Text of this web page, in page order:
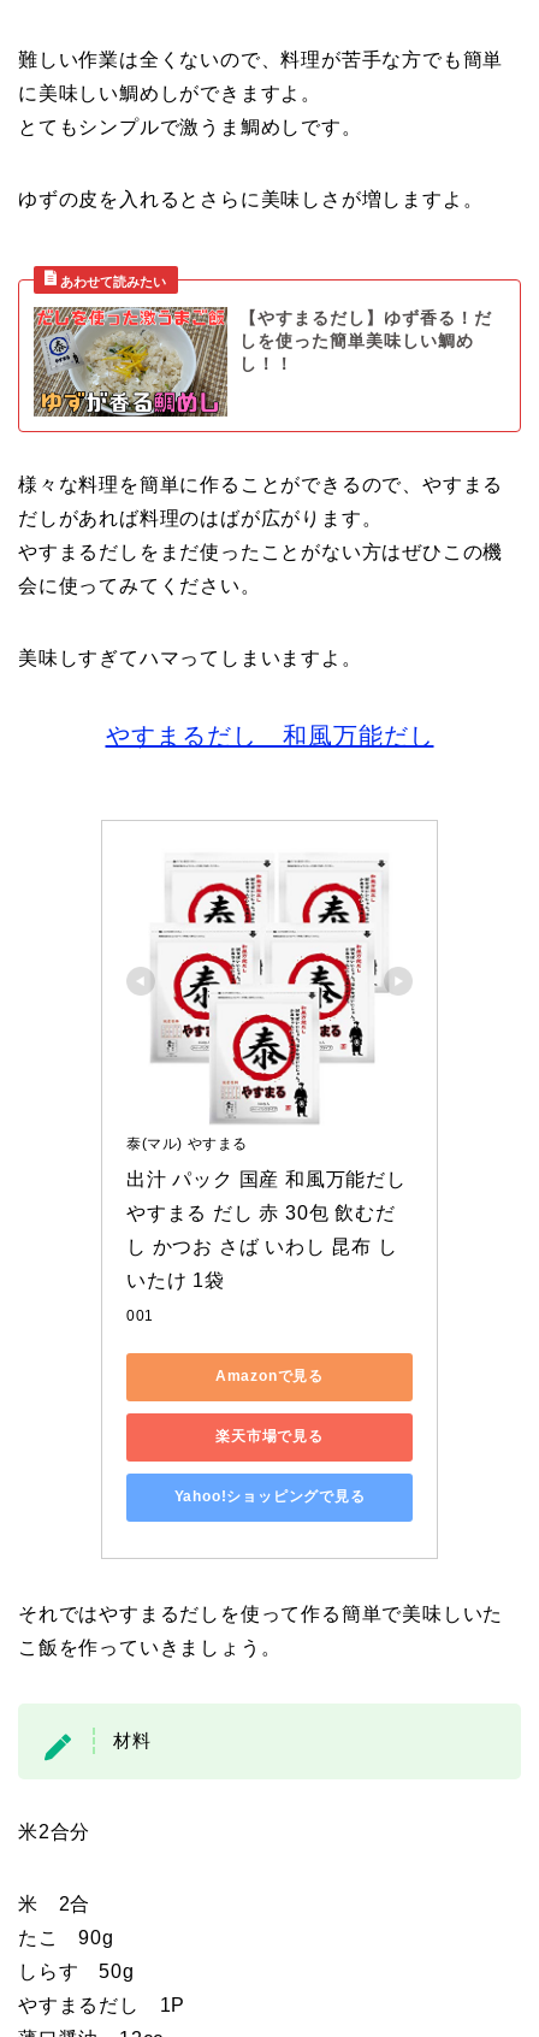
難しい作業は全くないので、料理が苦手な方でも簡単
に美味しい鯛めしができますよ。
とてもシンプルで激うま鯛めしです。
ゆずの皮を入れるとさらに美味しさが増しますよ。
【やすまるだし】ゆず香る！だ
しを使った簡単美味しい鯛め
し！！
様々な料理を簡単に作ることができるので、やすまる
だしがあれば料理のはばが広がります。
やすまるだしをまだ使ったことがない方はぜひこの機
会に使ってみてください。
美味しすぎてハマってしまいますよ。
やすまるだし 和風万能だし
泰(マル) やすまる
出汁 パック 国産 和風万能だし
やすまる だし 赤 30包 飲むだ
し かつお さば いわし 昆布 し
いたけ 1袋
001
Amazonで見る
楽天市場で見る
Yahoo!ショッピングで見る
それではやすまるだしを使って作る簡単で美味しいた
こ飯を作っていきましょう。
材料
米2合分
米 2合
たこ 90g
しらす 50g
やすまるだし 1P